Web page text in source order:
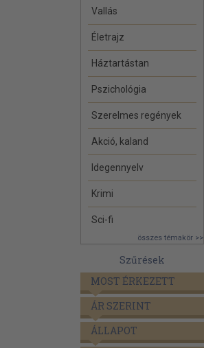
Vallás
Életrajz
Háztartástan
Pszichológia
Szerelmes regények
Akció, kaland
Idegennyelv
Krimi
Sci-fi
összes témakör >>
Szűrések
MOST ÉRKEZETT
ÁR SZERINT
ÁLLAPOT